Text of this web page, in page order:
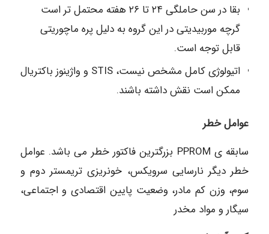
بقا در سن حاملگی ۲۴ تا ۲۶ هفته محتمل تر است
گرچه موربیدیتی در این گروه به دلیل پره ماچوریتی
قابل توجه است.
اتیولوژی کامل مشخص نیست، STIS و واژینوز باکتریال
ممکن است نقش داشته باشند.
عوامل خطر
سابقه ی PPROM بزرگترین فاکتور خطر می باشد. عوامل
خطر دیگر نارسایی سرویکس، خونریزی تریمستر دوم و
سوم، وزن کم مادر، وضعیت پایین اقتصادی و اجتماعی،
سیگار و مواد مخدر